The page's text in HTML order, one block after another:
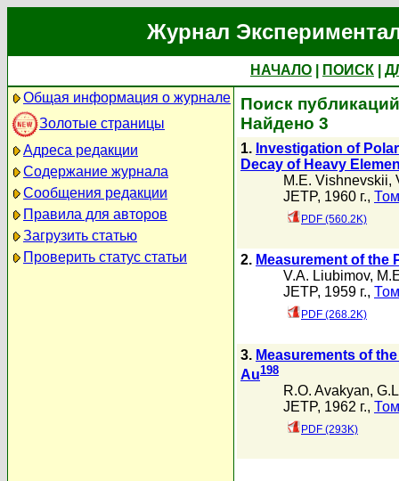
Журнал
НАЧАЛО ПОИСК
Общая информация о журнале
Золотые страницы
Адреса редакции
Содержание журнала
Сообщения редакции
Правила для авторов
Загрузить статью
Проверить статус статьи
Поиск
Найдено 3
1. Investigation of
Decay of Heavy
M.E. Vishnevskii,
JETP, 1960 г.,
PDF (560.2K)
2. Measurement of the
V.A. Liubimov,
JETP, 1959 г.,
PDF (268.2K)
3. Measurements of
Au198
R.O. Avakyan,
JETP, 1962 г.,
PDF (293K)